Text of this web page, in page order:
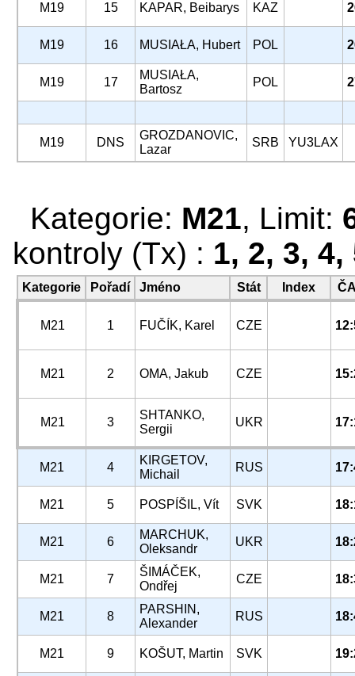
M19 15 KAPAR, Beibarys KAZ
M19 16 MUSIAŁA, Hubert POL
M19 17
MUSIAŁA,
Bartosz
POL
M19 DNS
GROZDANOVIC,
Lazar
SRB YU3LAX
Kategorie: M21, Limit:
kontroly (Tx) : 1, 2, 3, 4,
Kategorie Pořadí Jméno Stát Index
M21 1 FUČÍK, Karel CZE
M21 2 OMA, Jakub CZE
M21 3
SHTANKO,
Sergii
UKR
M21 4
KIRGETOV,
Michail
RUS
M21 5 POSPÍŠIL, Vít SVK
M21 6
MARCHUK,
Oleksandr
UKR
M21 7
ŠIMÁČEK,
Ondřej
CZE
M21 8
PARSHIN,
Alexander
RUS
M21 9 KOŠUT, Martin SVK